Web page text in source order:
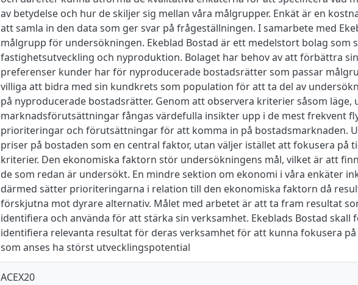
av betydelse och hur de skiljer sig mellan våra målgrupper. Enkät är en
att samla in den data som ger svar på frågeställningen. I samarbete med
målgrupp för undersökningen. Ekeblad Bostad är ett medelstort bolag som
fastighetsutveckling och nyproduktion. Bolaget har behov av att förbättra
preferenser kunder har för nyproducerade bostadsrätter som passar
villiga att bidra med sin kundkrets som population för att ta del av
på nyproducerade bostadsrätter. Genom att observera kriterier såsom läge,
marknadsförutsättningar fångas värdefulla insikter upp i de mest frekvent
prioriteringar och förutsättningar för att komma in på bostadsmarknaden.
priser på bostaden som en central faktor, utan väljer istället att fokusera på
kriterier. Den ekonomiska faktorn stör undersökningens mål, vilket är att
de som redan är undersökt. En mindre sektion om ekonomi i våra enkäter
därmed sätter prioriteringarna i relation till den ekonomiska faktorn då
förskjutna mot dyrare alternativ. Målet med arbetet är att ta fram resultat
identifiera och använda för att stärka sin verksamhet. Ekeblads Bostad skall
identifiera relevanta resultat för deras verksamhet för att kunna fokusera
som anses ha störst utvecklingspotential
ACEX20